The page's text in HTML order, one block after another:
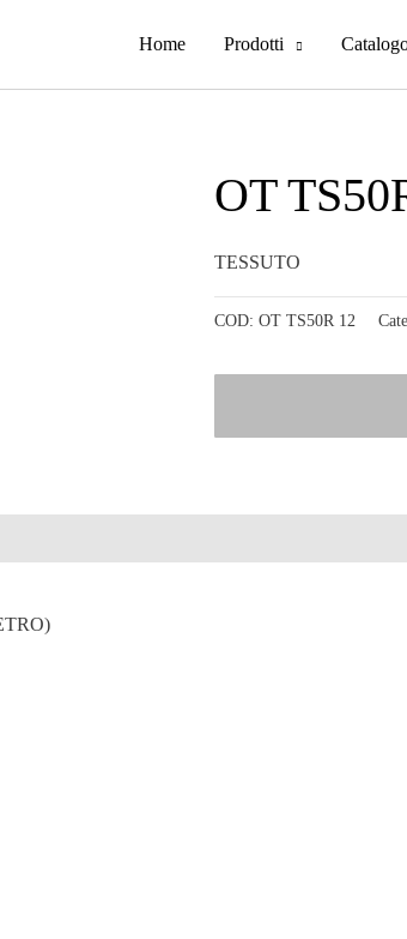
Home Prodotti
OT
TESSUTO
COD: OT TS50R 12